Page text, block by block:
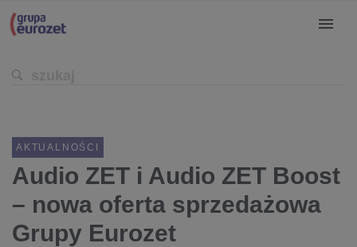
AKTUALNOŚCI
Audio ZET i Audio ZET Boost
– nowa oferta sprzedażowa
Grupy Eurozet